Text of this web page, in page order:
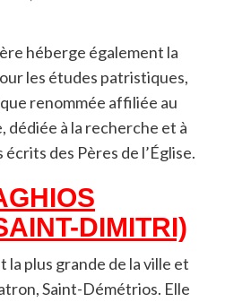
héberge également la
les études patristiques,
renommée affiliée au
à la recherche et à
des Pères de l’Église.
DIMITRI)
plus grande de la ville et
Saint-Démétrios. Elle